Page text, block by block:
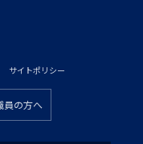
サイトポリシー
員の方へ